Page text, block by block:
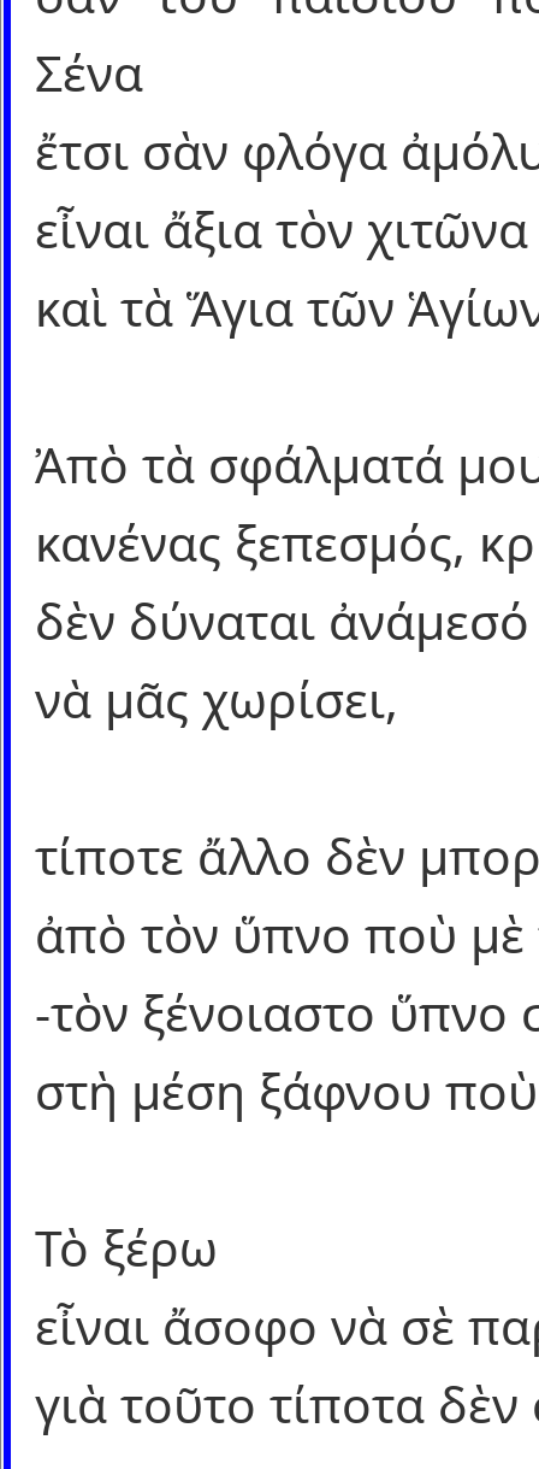
Σένα
ἔτσι σὰν φλόγα
εἶναι ἄξια τὸν
καὶ τὰ Ἅγια τῶν
Ἀπὸ τὰ σφάλματά
κανένας ξεπεσμός,
δὲν δύναται
νὰ μᾶς χωρίσει,
τίποτε ἄλλο δὲν
ἀπὸ τὸν ὕπνο ποὺ μὲ
-τὸν ξένοιαστο ὕπνο
στὴ μέση ξάφνου ποὺ
Τὸ ξέρω
εἶναι ἄσοφο νὰ σὲ
γιὰ τοῦτο τίποτα